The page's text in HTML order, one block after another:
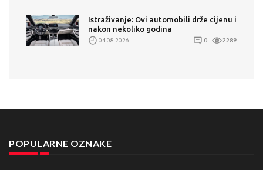
Istraživanje: Ovi automobili drže cijenu i
nakon nekoliko godina
04.08.2026. 0 2289
POPULARNE OZNAKE